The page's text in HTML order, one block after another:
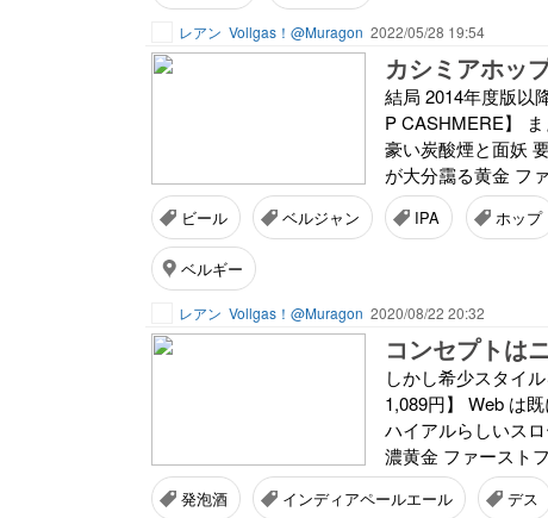
レアン Vollgas！@Muragon 2022/05/28 19:54
カシミアホッ
結局 2014年度版以
P CASHMERE】
豪い炭酸煙と面妖
が大分靄る黄金 フ
ビール ベルジャン IPA ホップ
ベルギー
レアン Vollgas！@Muragon 2020/08/22 20:32
コンセプトは
しかし希少スタイ
1,089円】 Web は
ハイアルらしいス
濃黄金 ファースト
発泡酒 インディアペールエール デス